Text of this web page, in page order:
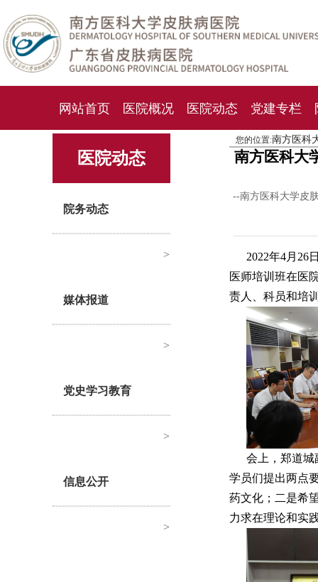
网站首页 医院概况 医院动态 党建专栏
化妆品检测中心 就诊指南 人才
医院动态
院务动态
>
媒体报道
>
党史学习教育
>
信息公开
>
您的位置:南方医科
南方医科大
--南方医科大学皮
2022年4月26
医师培训班在医
责人、科员和培
会上，郑道
学员们提出两点
药文化；二是希
力求在理论和实